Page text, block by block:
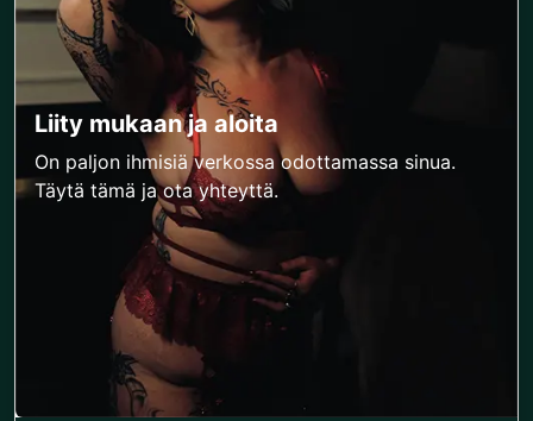
Liity mukaan ja aloita
On paljon ihmisiä verkossa odottamassa sinua.
Täytä tämä ja ota yhteyttä.